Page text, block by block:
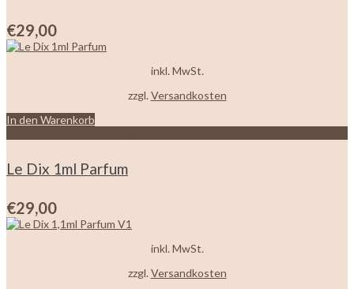
€29,00
inkl. MwSt.
zzgl. Versandkosten
In den Warenkorb
Le Dix 1ml Parfum
€29,00
inkl. MwSt.
zzgl. Versandkosten